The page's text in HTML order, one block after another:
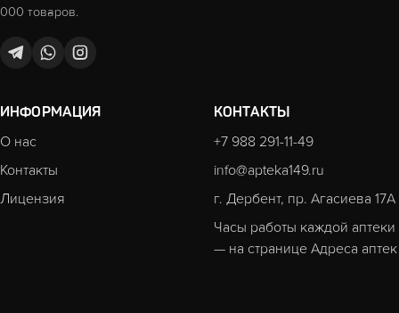
000 товаров.
ИНФОРМАЦИЯ
О нас
Контакты
Лицензия
КОНТАКТЫ
+7 988 291-11-49
info@apteka149.ru
г. Дербент, пр. Агасиева 17А
Часы работы каждой аптеки
— на странице Адреса аптек